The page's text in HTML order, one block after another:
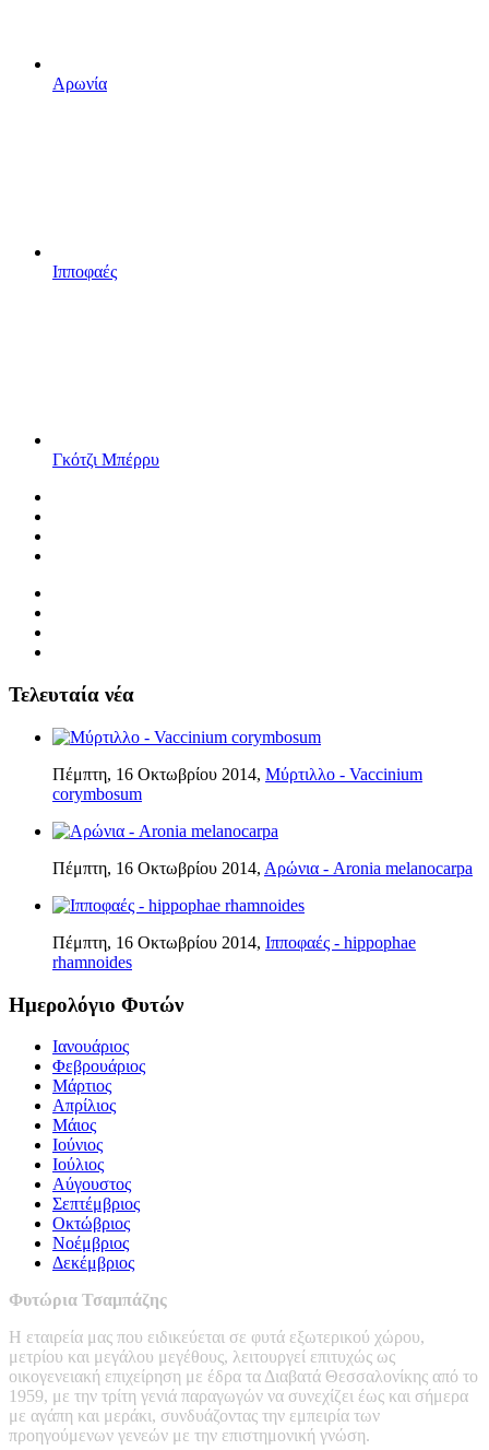
Αρωνία
Ιπποφαές
Γκότζι Μπέρρυ
Τελευταία νέα
Πέμπτη, 16 Οκτωβρίου 2014, Μύρτιλλο - Vaccinium
corymbosum
Πέμπτη, 16 Οκτωβρίου 2014, Αρώνια - Aronia melanocarpa
Πέμπτη, 16 Οκτωβρίου 2014, Ιπποφαές - hippophae
rhamnoides
Ημερολόγιο Φυτών
Ιανουάριος
Φεβρουάριος
Μάρτιος
Απρίλιος
Μάιος
Ιούνιος
Ιούλιος
Αύγουστος
Σεπτέμβριος
Οκτώβριος
Νοέμβριος
Δεκέμβριος
Φυτώρια Τσαμπάζης
Η εταιρεία μας που ειδικεύεται σε φυτά εξωτερικού χώρου,
μετρίου και μεγάλου μεγέθους, λειτουργεί επιτυχώς ως
οικογενειακή επιχείρηση με έδρα τα Διαβατά Θεσσαλονίκης από το
1959, με την τρίτη γενιά παραγωγών να συνεχίζει έως και σήμερα
με αγάπη και μεράκι, συνδυάζοντας την εμπειρία των
προηγούμενων γενεών με την επιστημονική γνώση.